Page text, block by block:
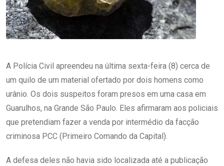
A Polícia Civil apreendeu na última sexta-feira (8) cerca de
um quilo de um material ofertado por dois homens como
urânio. Os dois suspeitos foram presos em uma casa em
Guarulhos, na Grande São Paulo. Eles afirmaram aos policiais
que pretendiam fazer a venda por intermédio da facção
criminosa PCC (Primeiro Comando da Capital).
A defesa deles não havia sido localizada até a publicação